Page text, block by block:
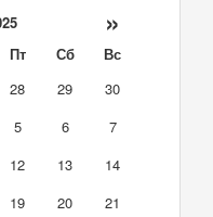
»
Пт Сб
Вс
28 29
30
5 6
7
12 13
14
19 20
21